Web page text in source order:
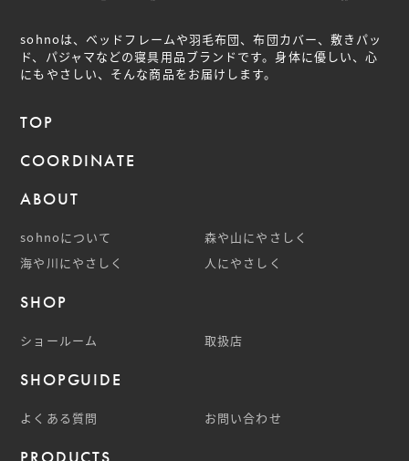
sohnoは、ベッドフレームや羽毛布団、布団カバー、敷きパッ
ド、パジャマなどの寝具用品ブランドです。身体に優しい、心
にもやさしい、そんな商品をお届けします。
TOP
COORDINATE
ABOUT
sohnoについて
森や山にやさしく
海や川にやさしく
人にやさしく
SHOP
ショールーム 取扱店
SHOPGUIDE
よくある質問 お問い合わせ